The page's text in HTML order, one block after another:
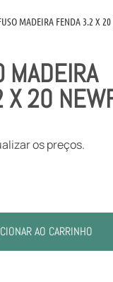
MADEIRA FENDA 3.2 X
MADEIRA
X 20
os preços.
AO CARRINHO